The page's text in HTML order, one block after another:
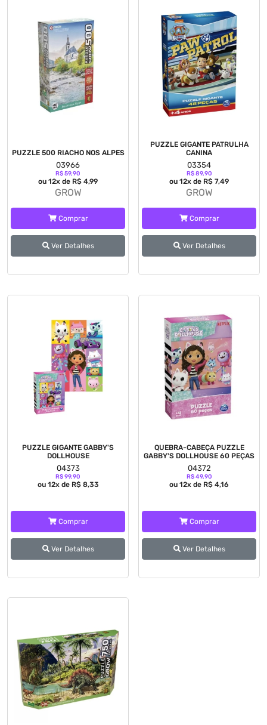
PUZZLE 500 RIACHO NOS ALPES
03966
R$ 59,90
ou 12x de R$ 4,99
GROW
Comprar
Ver Detalhes
PUZZLE GIGANTE PATRULHA
CANINA
03354
R$ 89,90
ou 12x de R$ 7,49
GROW
Comprar
Ver Detalhes
PUZZLE GIGANTE GABBY'S
DOLLHOUSE
04373
R$ 99,90
ou 12x de R$ 8,33
Comprar
Ver Detalhes
QUEBRA-CABEÇA PUZZLE
GABBY'S DOLLHOUSE 60 PEÇAS
04372
R$ 49,90
ou 12x de R$ 4,16
Comprar
Ver Detalhes